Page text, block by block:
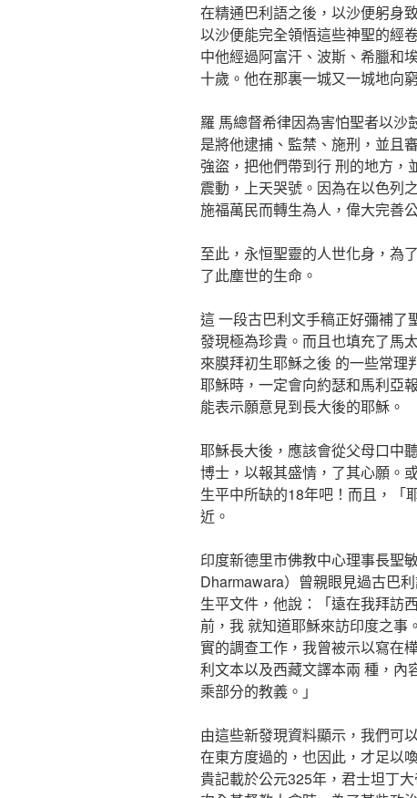
在精通巴利語之後，以沙便躬身
以沙便能完全領悟這些神聖的經
中他經過阿富汗、波斯、希臘和
十歲。他在那裏一城又一城地向
羅 馬總督希律因為害怕聖者以
是將他逮捕、監禁、施刑，並且
強盜，把他們帶到行 刑的地方，
震動，上天哭號。因為在以色列
施福萬民而轉生為人，偉大完善
至此，永恒聖靈的人世化身，為
了此塵世的生命。
這 一段古巴利文手稿正好彌補了
發現極為珍貴。而且也填充了馬
來膜拜初生耶穌之後 的一些常理
耶穌時，一定會向約瑟和馬利亞
能表示願意見到長大後的耶穌。
耶穌長大後，應該會從父母口中
博士，以報其盛情，了其心願。
生平中所缺的18年吧！而且，「
近。
印度新德里市佛教中心理事長聖
Dharmawara）曾親眼見過古巴
生平文件，他說：「遠在我拜訪
前，我 就知道耶穌來訪印度之事
實的調查工作，我曾被示以寫在
利文本以及西藏文譯本兩 種，內
乘部分的教義。」
由這些新發現資料顯示，我們可
在東方度過的，也因此，才足以
貴記載於公元325年，君士坦丁